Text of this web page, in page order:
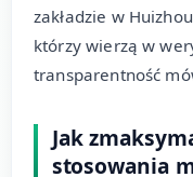
zakładzie w
którzy wierzą w
transparentność
Jak
stosowania